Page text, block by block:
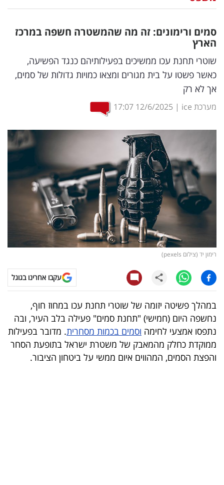
דיגיטל
וטק
שיווק
ופרסום
ומחקרים
דעות
רכילות
קריפטו
ויראלי
טלוויזיה
עסקי
ספורט
קריירה
סמים ורימונים: זה מה שהמשטרה חשפה במרכז
הארץ
שוטרי תחנת עכו ממשיכים בפעילותיהם כנגד הפשיעה,
כאשר פשטו על בית מגורים ומצאו כמויות גדולות של סמים,
אך לא רק
מערכת ice |
12/6/2025
17:07
רימון יד (צילום pexels)
עקבו אחרינו בגוגל
במהלך פשיטה יזומה של שוטרי תחנת עכו במחוז חוף,
נחשפה היום (חמישי) "תחנת סמים" פעילה בלב העיר, ובה
נתפסו אמצעי לחימה וסמים בכמות מסחרית. מדובר בפעילות
ממוקדת כחלק מהמאבק של משטרת ישראל בתופעת הסחר
והפצת הסמים, המהווים איום ממשי על ביטחון הציבור.